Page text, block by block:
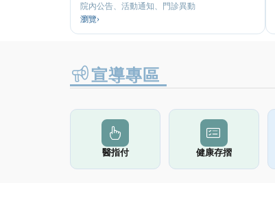
院內公告、活動通知、門診異動
瀏覽›
宣導專區
醫指付 健康存摺